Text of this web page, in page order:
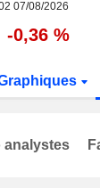
07/08/2026
-0,36 %
analystes